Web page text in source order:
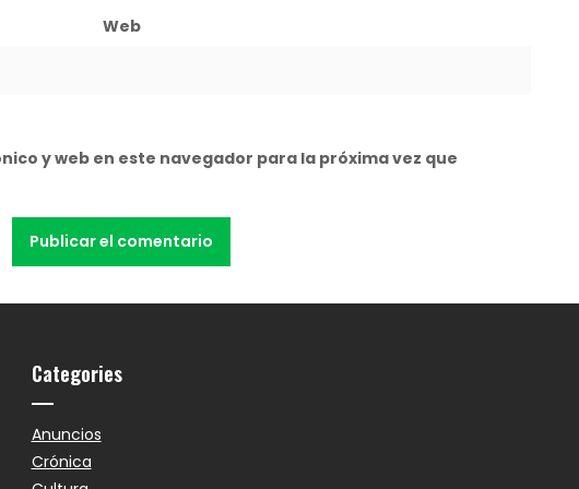
Web
y web en este navegador para la próxima vez que
Categories
Anuncios
Crónica